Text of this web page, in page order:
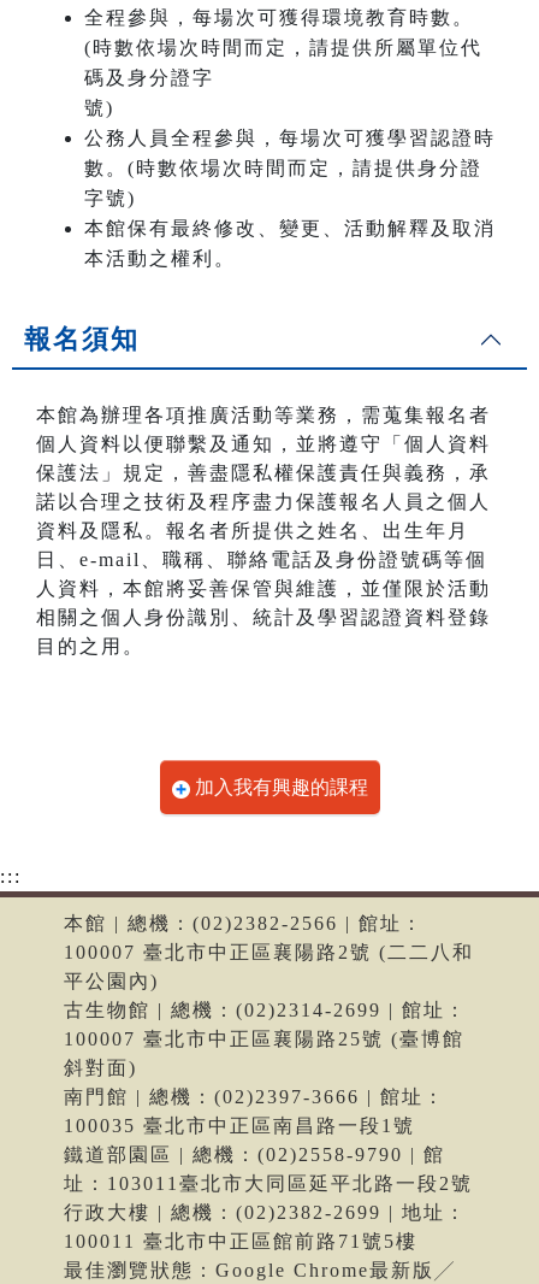
全程參與，每場次可獲得環境教育時數。
(時數依場次時間而定，請提供所屬單位代
碼及身分證字
號)
公務人員全程參與，每場次可獲學習認證時
數。(時數依場次時間而定，請提供身分證
字號)
本館保有最終修改、變更、活動解釋及取消
本活動之權利。
報名須知
本館為辦理各項推廣活動等業務，需蒐集報名者
個人資料以便聯繫及通知，並將遵守「個人資料
保護法」規定，善盡隱私權保護責任與義務，承
諾以合理之技術及程序盡力保護報名人員之個人
資料及隱私。報名者所提供之姓名、出生年月
日、e-mail、職稱、聯絡電話及身份證號碼等個
人資料，本館將妥善保管與維護，並僅限於活動
相關之個人身份識別、統計及學習認證資料登錄
目的之用。
加入我有興趣的課程
:::
本館 | 總機：(02)2382-2566 | 館址：
100007 臺北市中正區襄陽路2號 (二二八和
平公園內)
古生物館 | 總機：(02)2314-2699 | 館址：
100007 臺北市中正區襄陽路25號 (臺博館
斜對面)
南門館 | 總機：(02)2397-3666 | 館址：
100035 臺北市中正區南昌路一段1號
鐵道部園區 | 總機：(02)2558-9790 | 館
址：103011臺北市大同區延平北路一段2號
行政大樓 | 總機：(02)2382-2699 | 地址：
100011 臺北市中正區館前路71號5樓
最佳瀏覽狀態：Google Chrome最新版╱